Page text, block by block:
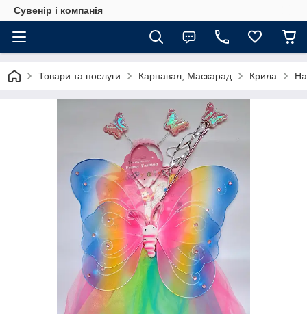
Сувенір і компанія
Товари та послуги Карнавал, Маскарад Крила